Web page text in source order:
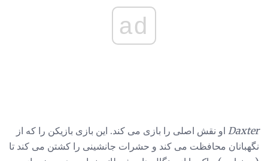
ad
Daxter او نقش اصلی را بازی می کند. این بازی بازیکن را که از
نگهبانان محافظت می کند و حشرات جانشینی را کشتن می کند تا